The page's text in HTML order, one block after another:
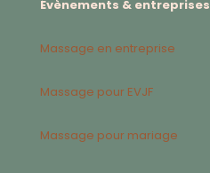
Évènements & entreprises
Massage en entreprise
Massage pour EVJF
Massage pour mariage